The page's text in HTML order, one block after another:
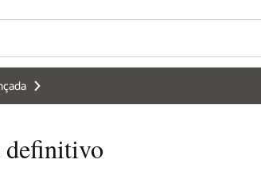
definitivo